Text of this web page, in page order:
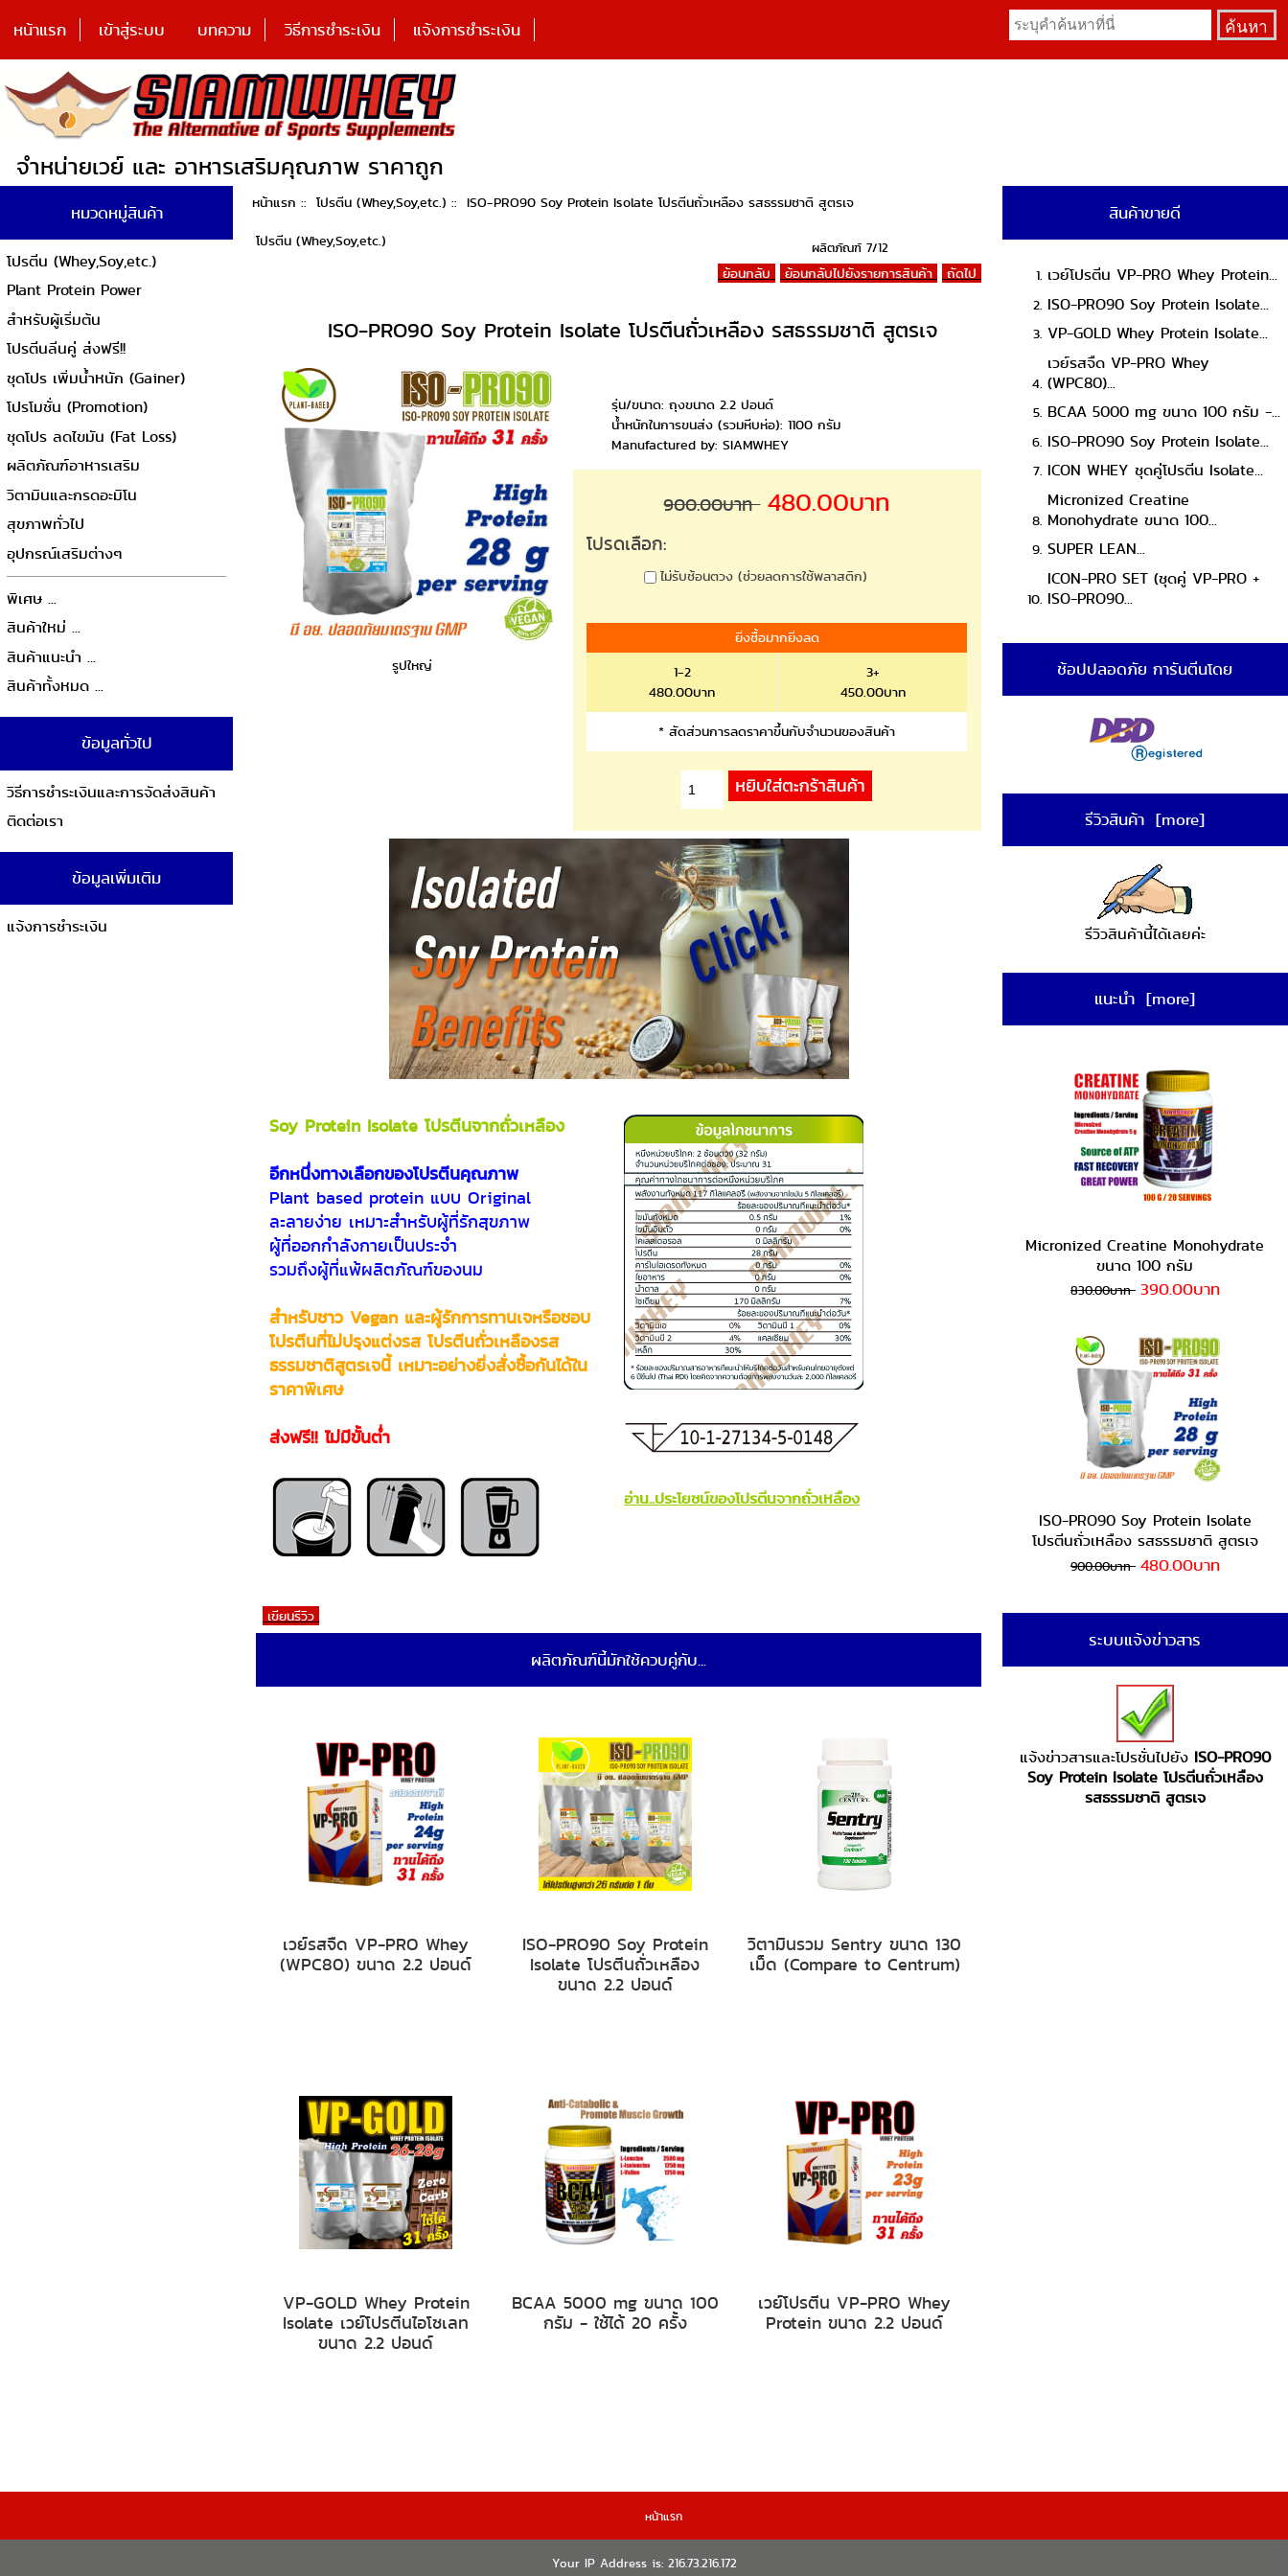
หน้าแรก เข้าสู่ระบบ บทความ วิธีการชำระเงิน แจ้งการชำระเงิน
จำหน่ายเวย์ และ อาหารเสริมคุณภาพ ราคาถูก
หมวดหมู่สินค้า
โปรตีน (Whey,Soy,etc.)
Plant Protein Power
สำหรับผู้เริ่มต้น
โปรตีนลีนคู่ ส่งฟรี!!
ชุดโปร เพิ่มน้ำหนัก (Gainer)
โปรโมชั่น (Promotion)
ชุดโปร ลดไขมัน (Fat Loss)
ผลิตภัณฑ์อาหารเสริม
วิตามินและกรดอะมิโน
สุขภาพทั่วไป
อุปกรณ์เสริมต่างๆ
พิเศษ ...
สินค้าใหม่ ...
สินค้าแนะนำ ...
สินค้าทั้งหมด ...
ข้อมูลทั่วไป
วิธีการชำระเงินและการจัดส่งสินค้า
ติดต่อเรา
ข้อมูลเพิ่มเติม
แจ้งการชำระเงิน
หน้าแรก :: โปรตีน (Whey,Soy,etc.) :: ISO-PRO90 Soy Protein Isolate โปรตีนถั่วเหลือง รสธรรมชาติ สูตรเจ
โปรตีน (Whey,Soy,etc.)
ผลิตภัณฑ์ 7/12
ย้อนกลับ ย้อนกลับไปยังรายการสินค้า ถัดไป
ISO-PRO90 Soy Protein Isolate โปรตีนถั่วเหลือง รสธรรมชาติ สูตรเจ
รูปใหญ่
รุ่น/ขนาด: ถุงขนาด 2.2 ปอนด์
น้ำหนักในการขนส่ง (รวมหีบห่อ): 1100 กรัม
Manufactured by: SIAMWHEY
900.00บาท 480.00บาท
โปรดเลือก:
ไม่รับช้อนตวง (ช่วยลดการใช้พลาสติก)
ยิ่งซื้อมากยิ่งลด
1-2
480.00บาท
3+
450.00บาท
* สัดส่วนการลดราคาขึ้นกับจำนวนของสินค้า
Soy Protein Isolate โปรตีนจากถั่วเหลือง
อีกหนึ่งทางเลือกของโปรตีนคุณภาพ
Plant based protein แบบ Original
ละลายง่าย เหมาะสำหรับผู้ที่รักสุขภาพ
ผู้ที่ออกกำลังกายเป็นประจำ
รวมถึงผู้ที่แพ้ผลิตภัณฑ์ของนม
สำหรับชาว Vegan และผู้รักการทานเจหรือชอบ
โปรตีนที่ไม่ปรุงแต่งรส โปรตีนถั่วเหลืองรส
ธรรมชาติสูตรเจนี้ เหมาะอย่างยิ่งสั่งซื้อกันได้ใน
ราคาพิเศษ
ส่งฟรี!! ไม่มีขั้นต่ำ
อ่าน..ประโยชน์ของโปรตีนจากถั่วเหลือง
เขียนรีวิว
ผลิตภัณฑ์นี้มักใช้ควบคู่กับ...
เวย์รสจืด VP-PRO Whey
(WPC80) ขนาด 2.2 ปอนด์
ISO-PRO90 Soy Protein
Isolate โปรตีนถั่วเหลือง
ขนาด 2.2 ปอนด์
วิตามินรวม Sentry ขนาด 130
เม็ด (Compare to Centrum)
VP-GOLD Whey Protein
Isolate เวย์โปรตีนไอโซเลท
ขนาด 2.2 ปอนด์
BCAA 5000 mg ขนาด 100
กรัม - ใช้ได้ 20 ครั้ง
เวย์โปรตีน VP-PRO Whey
Protein ขนาด 2.2 ปอนด์
สินค้าขายดี
เวย์โปรตีน VP-PRO Whey Protein...
ISO-PRO90 Soy Protein Isolate...
VP-GOLD Whey Protein Isolate...
เวย์รสจืด VP-PRO Whey
(WPC80)...
BCAA 5000 mg ขนาด 100 กรัม -...
ISO-PRO90 Soy Protein Isolate...
ICON WHEY ชุดคู่โปรตีน Isolate...
Micronized Creatine
Monohydrate ขนาด 100...
SUPER LEAN...
ICON-PRO SET (ชุดคู่ VP-PRO +
ISO-PRO90...
ช้อปปลอดภัย การันตีนโดย
รีวิวสินค้า [more]
รีวิวสินค้านี้ได้เลยค่ะ
แนะนำ [more]
Micronized Creatine Monohydrate
ขนาด 100 กรัม
830.00บาท 390.00บาท
ISO-PRO90 Soy Protein Isolate
โปรตีนถั่วเหลือง รสธรรมชาติ สูตรเจ
900.00บาท 480.00บาท
ระบบแจ้งข่าวสาร
แจ้งข่าวสารและโปรชั่นไปยัง ISO-PRO90
Soy Protein Isolate โปรตีนถั่วเหลือง
รสธรรมชาติ สูตรเจ
หน้าแรก
Your IP Address is: 216.73.216.172